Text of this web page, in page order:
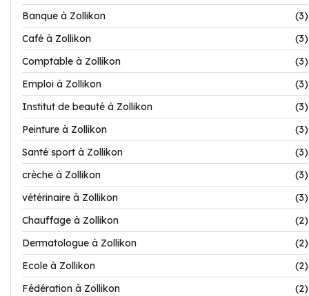
Banque à Zollikon
(3)
Café à Zollikon
(3)
Comptable à Zollikon
(3)
Emploi à Zollikon
(3)
Institut de beauté à Zollikon
(3)
Peinture à Zollikon
(3)
Santé sport à Zollikon
(3)
crèche à Zollikon
(3)
vétérinaire à Zollikon
(3)
Chauffage à Zollikon
(2)
Dermatologue à Zollikon
(2)
Ecole à Zollikon
(2)
Fédération à Zollikon
(2)